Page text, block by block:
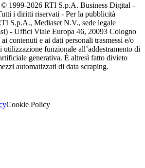
1999-2026 RTI S.p.A. Business Digital -
i diritti riservati - Per la pubblicità
S.p.A., Mediaset N.V., sede legale
- Uffici Viale Europa 46, 20093 Cologno
contenuti e ai dati personali trasmessi e/o
funzionale all’addestramento di
generativa. È altresì fatto divieto
automatizzati di data scraping.
Cookie Policy